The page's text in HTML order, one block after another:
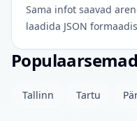
Sama infot saavad
laadida JSON
Tallinn Tartu